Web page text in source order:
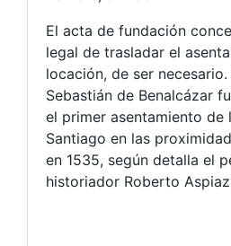
El acta de fundación
legal de trasladar el
locación, de ser
Sebastián de Benalcázar
el primer asentamiento de
Santiago en las
en 1535, según detalla el
historiador Roberto